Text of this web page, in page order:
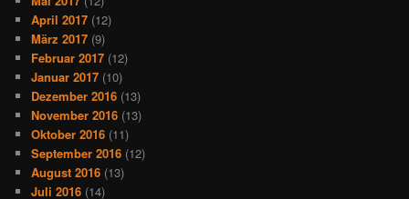
April 2017 (12)
März 2017 (9)
Februar 2017 (12)
Januar 2017 (10)
Dezember 2016 (13)
November 2016 (13)
Oktober 2016 (11)
September 2016 (12)
August 2016 (13)
Juli 2016 (14)